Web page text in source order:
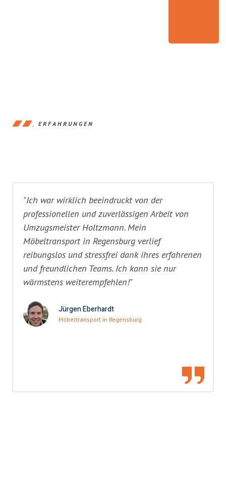
ERFAHRUNGEN
"Ich war wirklich beeindruckt von der
professionellen und zuverlässigen Arbeit von
Umzugsmeister Holtzmann. Mein
Möbeltransport in Regensburg verlief
reibungslos und stressfrei dank ihres erfahrenen
und freundlichen Teams. Ich kann sie nur
wärmstens weiterempfehlen!"
Jürgen Eberhardt
Möbeltransport in Regensburg